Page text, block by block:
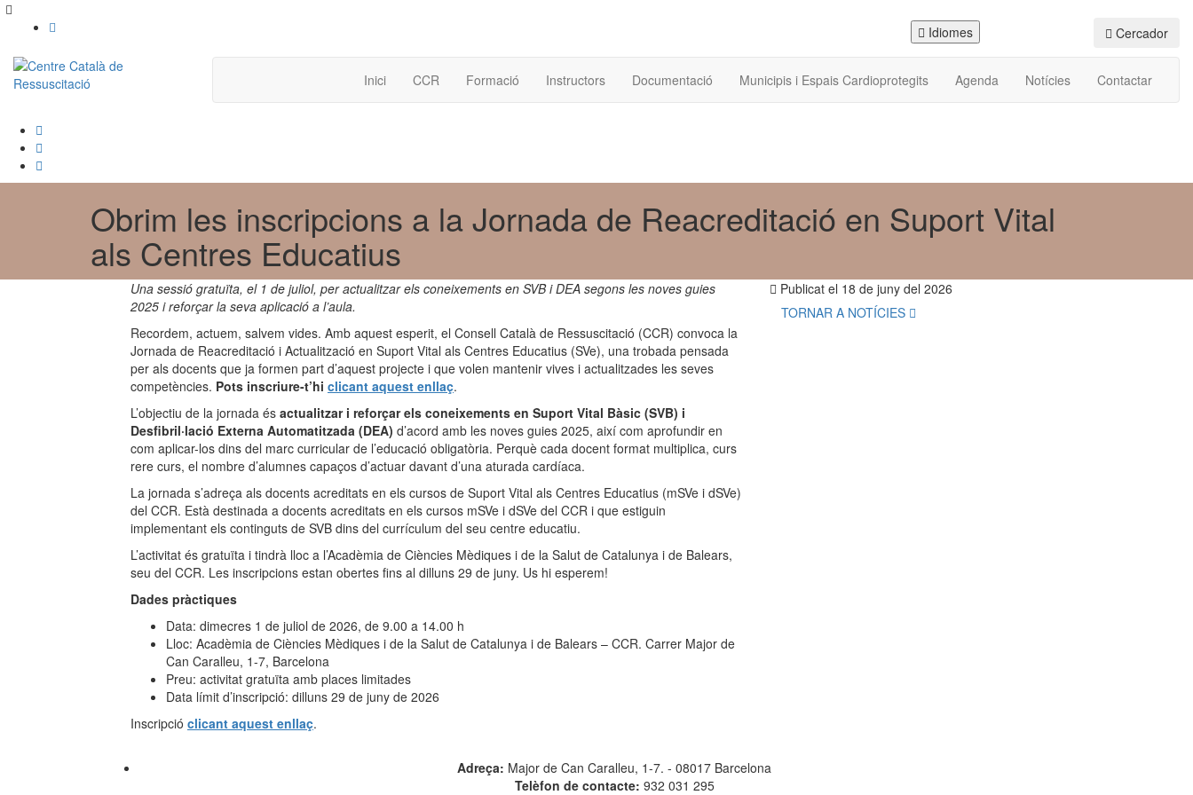
Idiomes Cercador
Inici CCR Formació Instructors Documentació Municipis i Espais Cardioprotegits Agenda Notícies Contactar
Obrim les inscripcions a la Jornada de Reacreditació en Suport Vital
als Centres Educatius
Una sessió gratuïta, el 1 de juliol, per actualitzar els coneixements en SVB i DEA segons les noves guies
2025 i reforçar la seva aplicació a l’aula.
Recordem, actuem, salvem vides. Amb aquest esperit, el Consell Català de Ressuscitació (CCR) convoca la
Jornada de Reacreditació i Actualització en Suport Vital als Centres Educatius (SVe), una trobada pensada
per als docents que ja formen part d’aquest projecte i que volen mantenir vives i actualitzades les seves
competències. Pots inscriure-t’hi clicant aquest enllaç.
L’objectiu de la jornada és actualitzar i reforçar els coneixements en Suport Vital Bàsic (SVB) i
Desfibril·lació Externa Automatitzada (DEA) d’acord amb les noves guies 2025, així com aprofundir en
com aplicar-los dins del marc curricular de l’educació obligatòria. Perquè cada docent format multiplica, curs
rere curs, el nombre d’alumnes capaços d’actuar davant d’una aturada cardíaca.
La jornada s’adreça als docents acreditats en els cursos de Suport Vital als Centres Educatius (mSVe i dSVe)
del CCR. Està destinada a docents acreditats en els cursos mSVe i dSVe del CCR i que estiguin
implementant els continguts de SVB dins del currículum del seu centre educatiu.
L’activitat és gratuïta i tindrà lloc a l’Acadèmia de Ciències Mèdiques i de la Salut de Catalunya i de Balears,
seu del CCR. Les inscripcions estan obertes fins al dilluns 29 de juny. Us hi esperem!
Dades pràctiques
Data: dimecres 1 de juliol de 2026, de 9.00 a 14.00 h
Lloc: Acadèmia de Ciències Mèdiques i de la Salut de Catalunya i de Balears – CCR. Carrer Major de
Can Caralleu, 1-7, Barcelona
Preu: activitat gratuïta amb places limitades
Data límit d’inscripció: dilluns 29 de juny de 2026
Inscripció clicant aquest enllaç.
Publicat el 18 de juny del 2026
TORNAR A NOTÍCIES
Adreça: Major de Can Caralleu, 1-7. - 08017 Barcelona
Telèfon de contacte: 932 031 295